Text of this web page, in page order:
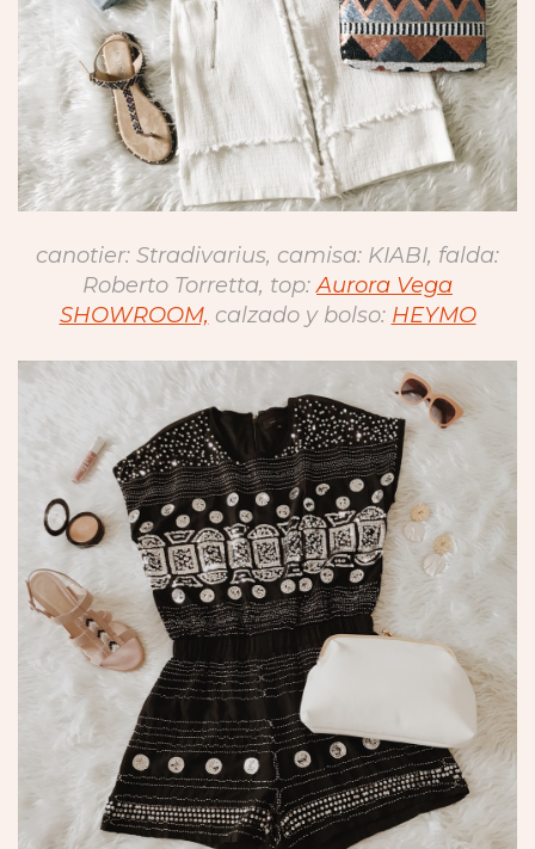
canotier: Stradivarius, camisa: KIABI, falda:
Roberto Torretta, top:Aurora Vega
SHOWROOM, calzado y bolso: HEYMO